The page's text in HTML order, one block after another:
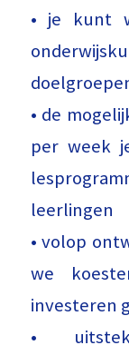
• je kunt
• de
per week
leerlingen
• volop
we
investeren
•